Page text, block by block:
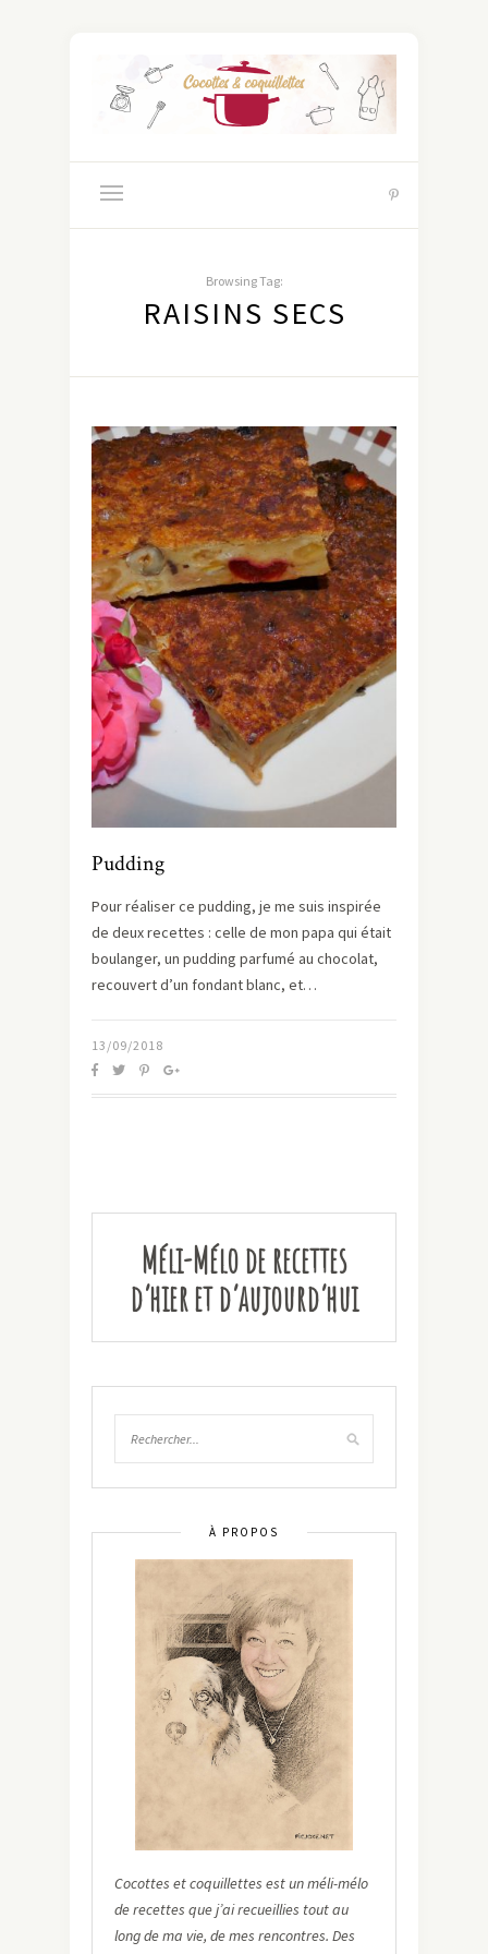
Browsing Tag:
RAISINS SECS
Pudding
Pour réaliser ce pudding, je me suis inspirée
de deux recettes : celle de mon papa qui était
boulanger, un pudding parfumé au chocolat,
recouvert d’un fondant blanc, et…
13/09/2018
Méli-Mélo de recettes
d’hier et d’aujourd’hui
À PROPOS
Cocottes et coquillettes est un méli-mélo
de recettes que j’ai recueillies tout au
long de ma vie, de mes rencontres. Des